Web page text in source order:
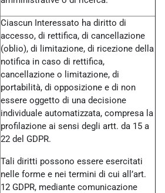
Ciascun Interessato ha diritto di
accesso, di rettifica, di cancellazione
(oblio), di limitazione, di ricezione della
notifica in caso di rettifica,
cancellazione o limitazione, di
portabilità, di opposizione e di non
essere oggetto di una decisione
individuale automatizzata, compresa la
profilazione ai sensi degli artt. da 15 a
22 del GDPR.
Tali diritti possono essere esercitati
nelle forme e nei termini di cui all’art.
12 GDPR, mediante comunicazione